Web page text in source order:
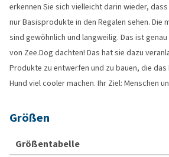
erkennen Sie sich vielleicht darin wieder,
nur Basisprodukte in den Regalen sehen. Die
sind gewöhnlich und langweilig. Das ist
von Zee.Dog dachten! Das hat sie dazu
Produkte zu entwerfen und zu bauen, die das
Hund viel cooler machen. Ihr Ziel: Menschen
Größen
Größentabelle